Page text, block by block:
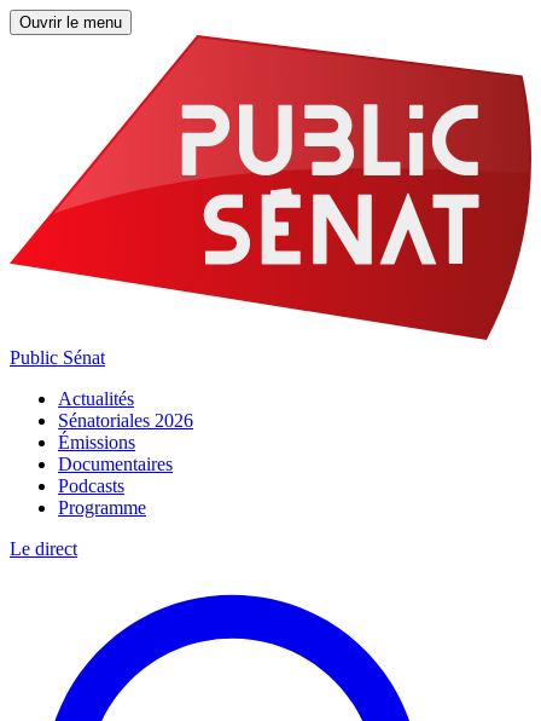
Ouvrir le menu
Public Sénat
Actualités
Sénatoriales 2026
Émissions
Documentaires
Podcasts
Programme
Le direct